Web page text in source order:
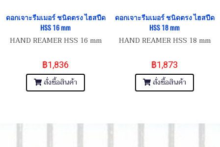
ดอกเจาะรีมเมอร์ ชนิดตรง ไฮสปีด
HSS 16 mm
HAND REAMER HSS 16 mm
฿1,836
สั่งซื้อสินค้า
ดอกเจาะรีมเมอร์ ชนิดตรง ไฮสปีด
HSS 18 mm
HAND REAMER HSS 18 mm
฿1,873
สั่งซื้อสินค้า